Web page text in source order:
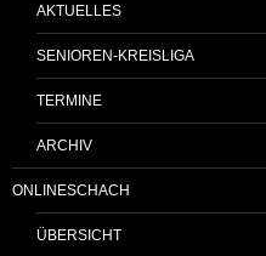
AKTUELLES
SENIOREN-KREISLIGA
TERMINE
ARCHIV
ONLINESCHACH
ÜBERSICHT